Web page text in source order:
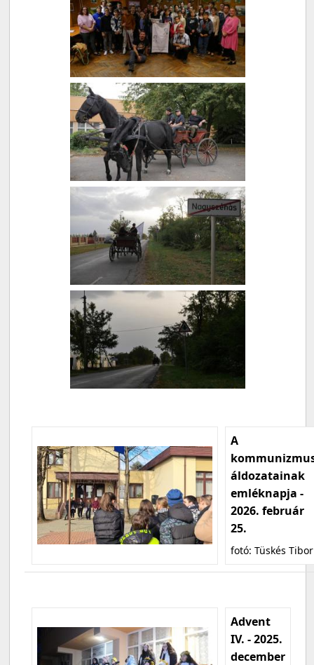
A
áldozatainak
emléknapja -
2026. február
25.
fotó: Tüskés Tibor
Advent
IV. - 2025.
december